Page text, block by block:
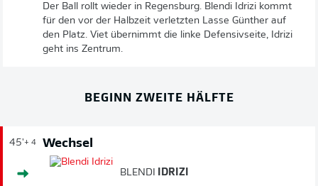
Der Ball rollt wieder in Regensburg. Blendi Idrizi kommt
für den vor der Halbzeit verletzten Lasse Günther auf
den Platz. Viet übernimmt die linke Defensivseite, Idrizi
geht ins Zentrum.
BEGINN ZWEITE HÄLFTE
45'+ 4 Wechsel
BLENDI IDRIZI